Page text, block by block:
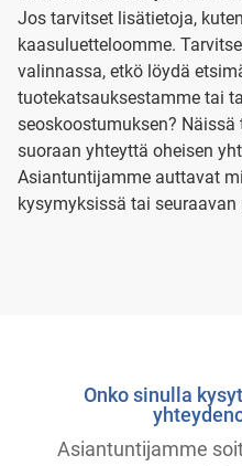
Jos tarvitset lisätietoja,
kaasuluetteloomme.
valinnassa, etkö löydä
tuotekatsauksestamme tai
seoskoostumuksen?
suoraan yhteyttä oheisen
Asiantuntijamme auttavat
kysymyksissä tai
Onko sinulla
Asiantuntijamme